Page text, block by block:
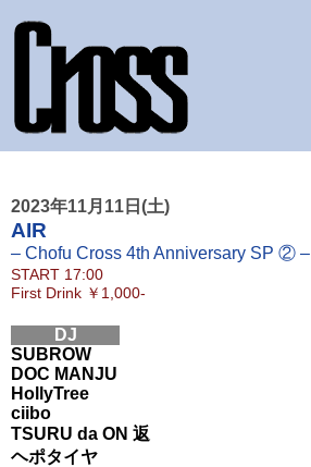
2023年11月11日(土)
AIR
– Chofu Cross 4th Anniversary SP ② –
START 17:00
First Drink ￥1,000-
DJ
SUBROW
DOC MANJU
HollyTree
ciibo
TSURU da ON 返
ヘポタイヤ